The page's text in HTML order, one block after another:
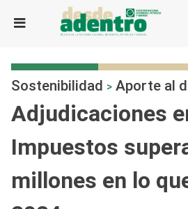
Sostenibilidad > Aporte al
Adjudicaciones
Impuestos
millones en lo